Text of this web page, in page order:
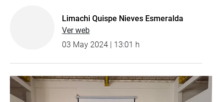
Limachi Quispe Nieves Esmeralda
Ver web
03 May 2024 | 13:01 h